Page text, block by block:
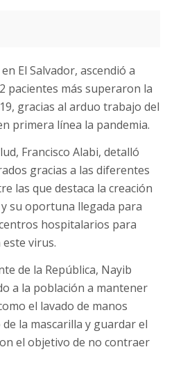
El Salvador, ascendió a
pacientes más superaron la
gracias al arduo trabajo del
primera línea la pandemia.
Francisco Alabi, detalló
gracias a las diferentes
las que destaca la creación
su oportuna llegada para
hospitalarios para
virus.
de la República, Nayib
a la población a mantener
el lavado de manos
la mascarilla y guardar el
el objetivo de no contraer